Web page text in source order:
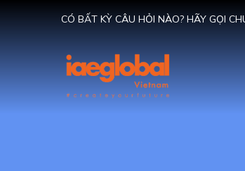
CÓ BẤT KỲ CÂU HỎI NÀO? HÃY GỌI